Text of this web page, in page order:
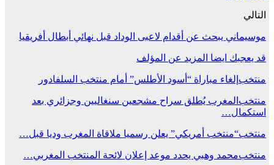
التالي
موسيماني يبحث عن أقدام لاعبى الوداد قبل نهائي أبطال أفريقيا
قد يعجبك ايضا المزيد عن المؤلف
منتخب إلغاء مباراة “أسود الأطلس” أمام منتخب السلفادور
منتخب المغرب يُطلق سراح مشجعين سنغاليين وجزائري بعد
استكمال…
منتخب“منتخب أمريكي” يعلن رسميا ملاقاة المغرب وديا قبل…
منتخبمحمد وهبي يحدد موعد إعلان لائحة المنتخب المغربي…